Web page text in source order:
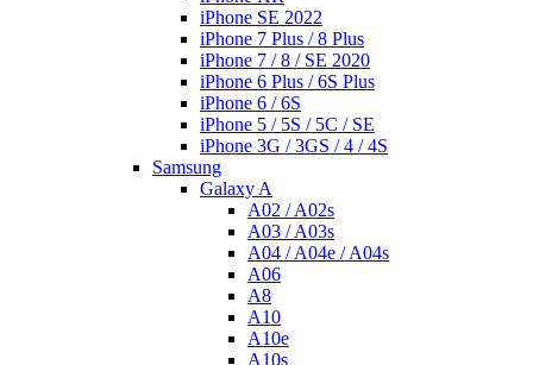
iPhone SE 2022
iPhone 7 Plus / 8 Plus
iPhone 7 / 8 / SE 2020
iPhone 6 Plus / 6S Plus
iPhone 6 / 6S
iPhone 5 / 5S / 5C / SE
iPhone 3G / 3GS / 4 / 4S
Samsung
Galaxy A
A02 / A02s
A03 / A03s
A04 / A04e / A04s
A06
A8
A10
A10e
A10s